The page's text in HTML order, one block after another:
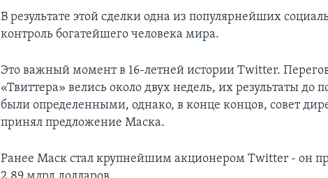
В результате этой сделки одна из популярнейших
контроль богатейшего человека мира.
Это важный момент в 16-летней истории Twitter.
«Твиттера» велись около двух недель, их результаты до
были определенными, однако, в конце концов, совет
принял предложение Маска.
Ранее Маск стал крупнейшим акционером Twitter - он